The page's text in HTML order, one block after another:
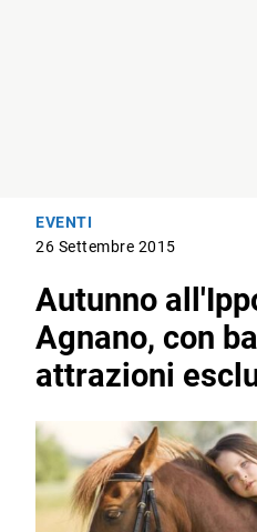
EVENTI
26 Settembre 2015
Autunno
Agnano, con
attrazioni